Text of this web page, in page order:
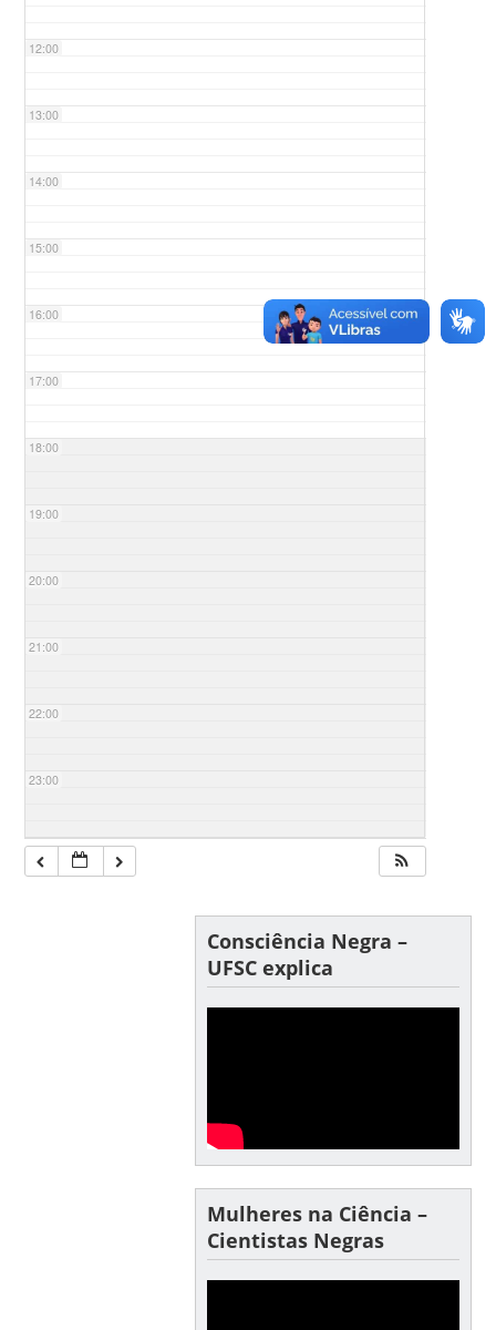
12:00
13:00
14:00
15:00
16:00
17:00
18:00
19:00
20:00
21:00
22:00
23:00
Consciência Negra –
UFSC explica
Mulheres na Ciência –
Cientistas Negras